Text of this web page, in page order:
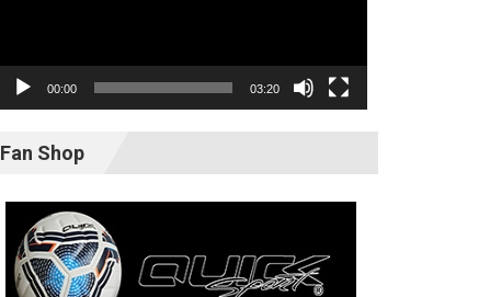
00:00 03:20
Fan Shop